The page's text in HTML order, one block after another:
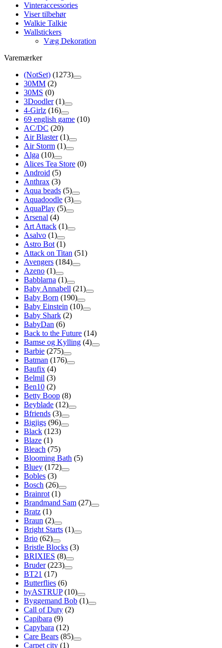
Vinteraccessories
Viser tilbehør
Walkie Talkie
Wallstickers
Væg Dekoration
Varemærker
(NotSet) (1273)
30MM (2)
30MS (0)
3Doodler (1)
4-Girlz (16)
69 english game (10)
AC/DC (20)
Air Blaster (1)
Air Storm (1)
Alga (10)
Alices Tea Store (0)
Android (5)
Anthrax (3)
Aqua beads (5)
Aquadoodle (3)
AquaPlay (5)
Arsenal (4)
Art Attack (1)
Asalvo (1)
Astro Bot (1)
Attack on Titan (51)
Avengers (184)
Azeno (1)
Babblarna (1)
Baby Annabell (21)
Baby Born (190)
Baby Einstein (10)
Baby Shark (2)
BabyDan (6)
Back to the Future (14)
Bamse og Kylling (4)
Barbie (275)
Batman (176)
Baufix (4)
Belmil (3)
Ben10 (2)
Betty Boop (8)
Beyblade (12)
Bfriends (3)
Bigjigs (96)
Black (123)
Blaze (1)
Bleach (75)
Blooming Bath (5)
Bluey (172)
Bobles (3)
Bosch (26)
Brainrot (1)
Brandmand Sam (27)
Bratz (1)
Braun (2)
Bright Starts (1)
Brio (62)
Bristle Blocks (3)
BRIXIES (8)
Bruder (223)
BT21 (17)
Butterflies (6)
byASTRUP (10)
Byggemand Bob (1)
Call of Duty (2)
Capibara (9)
Capybara (12)
Care Bears (85)
Carpet city (1)